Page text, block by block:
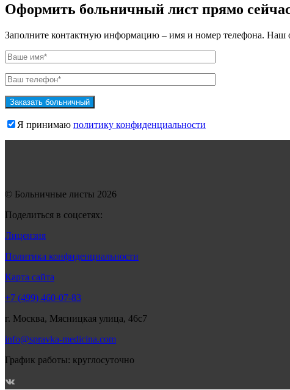
Оформить больничный лист прямо
Заполните контактную информацию – имя и номер телефона. Наш
Я принимаю политику конфиденциальности
© Больничные листы 2026
Поделиться в соцсетях:
Лицензия
Политика конфиденциальности
Карта сайта
+7 (499) 460-07-83
г. Москва, Мясницкая улица, 46с7
info@spravka-medicina.com
График работы: круглосуточно